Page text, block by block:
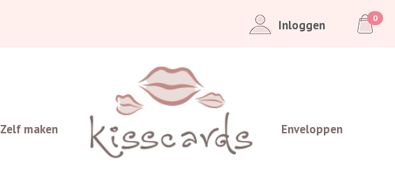
Inloggen 0
Zelf maken Enveloppen